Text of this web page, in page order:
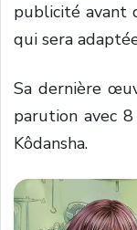
publicité avant
qui sera
Sa dernière
parution avec
Kôdansha.